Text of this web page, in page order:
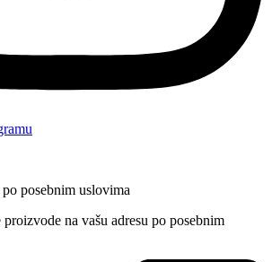
posebnim uslovima
na vašu adresu po posebnim